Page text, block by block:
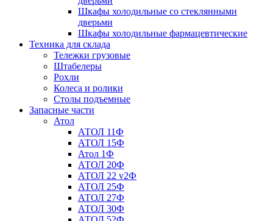
Шкафы холодильные со стеклянными
дверьми
Шкафы холодильные фармацевтические
Техника для склада
Тележки грузовые
Штабелеры
Рохли
Колеса и ролики
Столы подъемные
Запасные части
Атол
АТОЛ 11Ф
АТОЛ 15Ф
Атол 1Ф
АТОЛ 20Ф
АТОЛ 22 v2Ф
АТОЛ 25Ф
АТОЛ 27Ф
АТОЛ 30Ф